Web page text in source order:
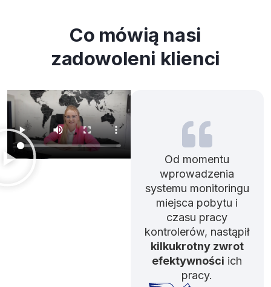
Co mówią nasi
zadowoleni klienci
Od momentu
wprowadzenia
systemu monitoringu
miejsca pobytu i
czasu pracy
kontrolerów, nastąpił
kilkukrotny zwrot
efektywności ich
pracy.